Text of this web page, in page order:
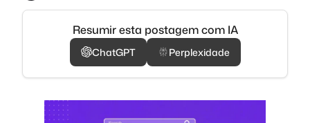
Resumir esta postagem com IA
ChatGPT Perplexidade